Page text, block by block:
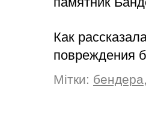
Как
повреждения
Мітки: бендера